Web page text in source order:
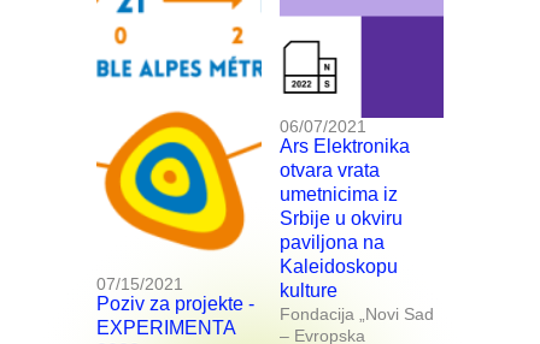
07/15/2021
Poziv za projekte -
EXPERIMENTA
06/07/2021
Ars Elektronika
otvara vrata
umetnicima iz
Srbije u okviru
paviljona na
Kaleidoskopu
kulture
Fondacija „Novi Sad
– Evropska